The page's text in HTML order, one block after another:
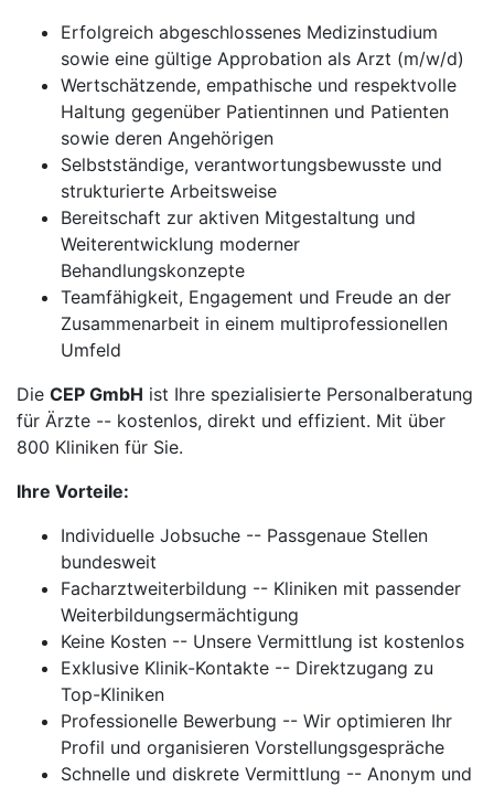
Erfolgreich abgeschlossenes Medizinstudium
sowie eine gültige Approbation als Arzt (m/w/d)
Wertschätzende, empathische und respektvolle
Haltung gegenüber Patientinnen und Patienten
sowie deren Angehörigen
Selbstständige, verantwortungsbewusste und
strukturierte Arbeitsweise
Bereitschaft zur aktiven Mitgestaltung und
Weiterentwicklung moderner
Behandlungskonzepte
Teamfähigkeit, Engagement und Freude an der
Zusammenarbeit in einem multiprofessionellen
Umfeld
Die CEP GmbH ist Ihre spezialisierte Personalberatung
für Ärzte -- kostenlos, direkt und effizient. Mit über
800 Kliniken für Sie.
Ihre Vorteile:
Individuelle Jobsuche -- Passgenaue Stellen
bundesweit
Facharztweiterbildung -- Kliniken mit passender
Weiterbildungsermächtigung
Keine Kosten -- Unsere Vermittlung ist kostenlos
Exklusive Klinik-Kontakte -- Direktzugang zu
Top-Kliniken
Professionelle Bewerbung -- Wir optimieren Ihr
Profil und organisieren Vorstellungsgespräche
Schnelle und diskrete Vermittlung -- Anonym und